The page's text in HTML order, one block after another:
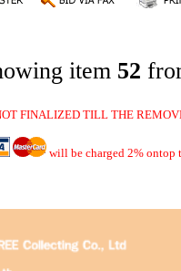
item 52
FINALIZED TILL THE
will be charged 2% ontop